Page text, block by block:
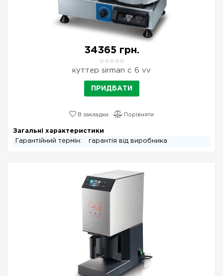
34365 грн.
куттер sirman c 6 vv
ПРИДБАТИ
В закладки Порівняти
Загальні характеристики
Гарантійний термін:
гарантія від виробника